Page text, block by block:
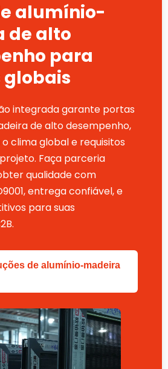
alumínio-
de alto
para
globais
integrada garante portas
de alto desempenho,
clima global e requisitos
Faça parceria
qualidade com
entrega confiável, e
para suas
de alumínio-madeira